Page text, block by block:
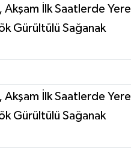
Akşam İlk Saatlerde Yerel
Gürültülü Sağanak
Akşam İlk Saatlerde Yerel
Gürültülü Sağanak